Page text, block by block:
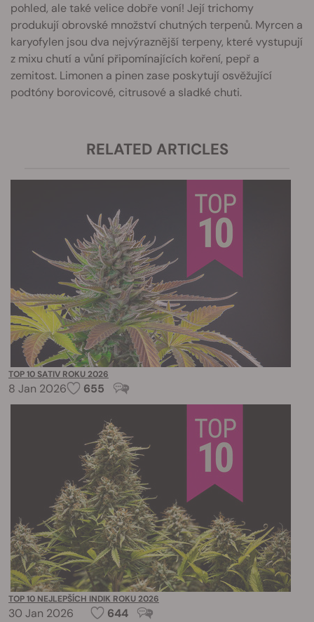
pohled, ale také velice dobře voní! Její trichomy
produkují obrovské množství chutných terpenů. Myrcen a
karyofylen jsou dva nejvýraznější terpeny, které vystupují
z mixu chutí a vůní připomínajících koření, pepř a
zemitost. Limonen a pinen zase poskytují osvěžující
podtóny borovicové, citrusové a sladké chuti.
RELATED ARTICLES
TOP 10 SATIV ROKU 2026
8 Jan 2026 655
TOP 10 NEJLEPŠÍCH INDIK ROKU 2026
30 Jan 2026 644